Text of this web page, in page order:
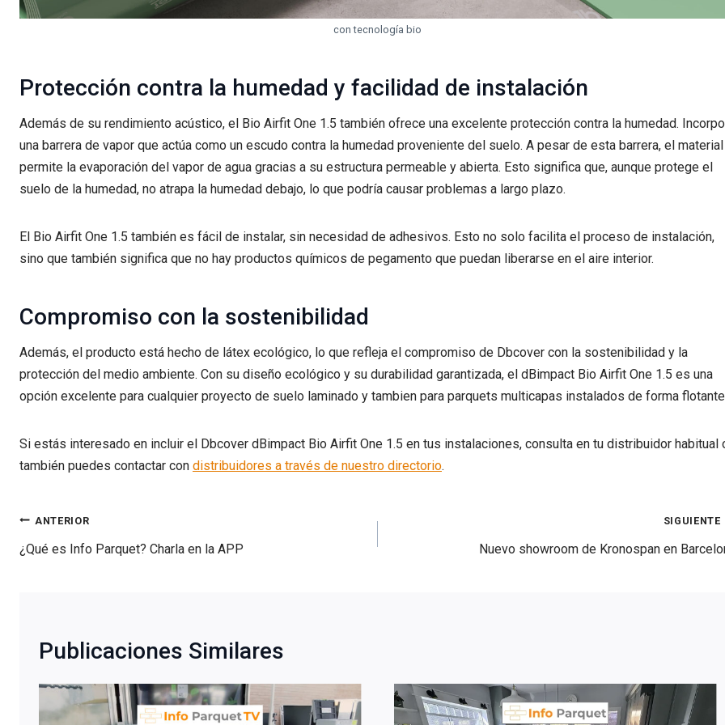
con tecnología bio
Protección contra la humedad y facilidad de instalación
Además de su rendimiento acústico, el Bio Airfit One 1.5 también ofrece una excelente protección contra la humedad.
una barrera de vapor que actúa como un escudo contra la humedad proveniente del suelo. A pesar de esta barrera, el material
permite la evaporación del vapor de agua gracias a su estructura permeable y abierta. Esto significa que, aunque protege el
suelo de la humedad, no atrapa la humedad debajo, lo que podría causar problemas a largo plazo.
El Bio Airfit One 1.5 también es fácil de instalar, sin necesidad de adhesivos. Esto no solo facilita el proceso de instalación,
sino que también significa que no hay productos químicos de pegamento que puedan liberarse en el aire interior.
Compromiso con la sostenibilidad
Además, el producto está hecho de látex ecológico, lo que refleja el compromiso de Dbcover con la sostenibilidad y la
protección del medio ambiente. Con su diseño ecológico y su durabilidad garantizada, el dBimpact Bio Airfit One 1.5 es una
opción excelente para cualquier proyecto de suelo laminado y tambien para parquets multicapas instalados de forma
Si estás interesado en incluir el Dbcover dBimpact Bio Airfit One 1.5 en tus instalaciones, consulta en tu distribuidor habitual
también puedes contactar con distribuidores a través de nuestro directorio.
Navegación
de
ANTERIOR
¿Qué es Info Parquet? Charla en la APP
SIGUIENTE
Nuevo showroom de Kronospan en
Publicaciones Similares